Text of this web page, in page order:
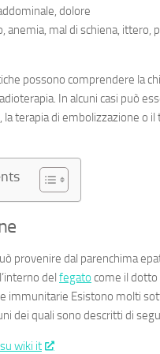
dolore
anemia, mal di schiena, ittero,
possono comprendere la
In alcuni casi può
la terapia di embolizzazione o il
provenire dal parenchima
del fegato come il dotto
immunitarie Esistono molti
dei quali sono descritti di
wiki it